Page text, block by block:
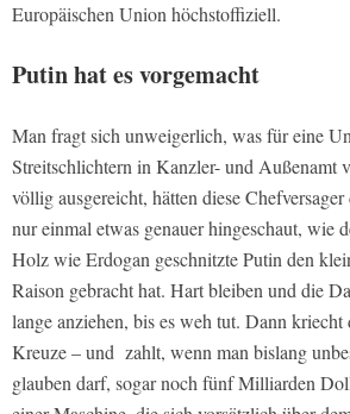
Europäischen Union höchstoffiziell.
Putin hat es vorgemacht
Man fragt sich unweigerlich, was für eine
Streitschlichtern in Kanzler- und Außenamt
völlig ausgereicht, hätten diese
nur einmal etwas genauer hingeschaut, wie
Holz wie Erdogan geschnitzte Putin den
Raison gebracht hat. Hart bleiben und die
lange anziehen, bis es weh tut. Dann kriecht
Kreuze – und zahlt, wenn man bislang
glauben darf, sogar noch fünf Milliarden